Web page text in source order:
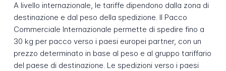
A livello internazionale, le tariffe dipendono dalla zona di
destinazione e dal peso della spedizione. Il Pacco
Commerciale Internazionale permette di spedire fino a
30 kg per pacco verso i paesi europei partner, con un
prezzo determinato in base al peso e al gruppo tariffario
del paese di destinazione. Le spedizioni verso i paesi